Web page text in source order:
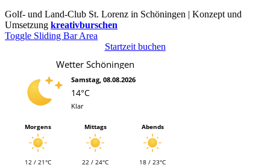
Golf- und Land-Club St. Lorenz in Schöningen | Konzept und
Umsetzung kreativburschen
Toggle Sliding Bar Area
Startzeit buchen
Wetter Schöningen
Samstag, 08.08.2026
14°C
Klar
Morgens
12 / 21°C
Mittags
22 / 24°C
Abends
18 / 23°C